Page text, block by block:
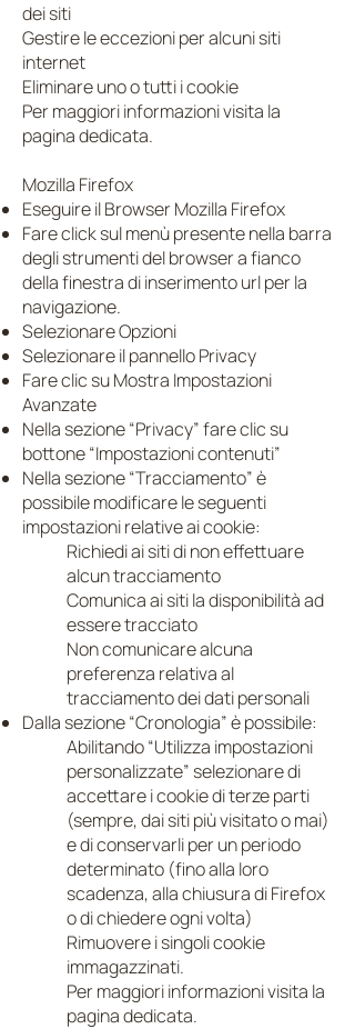
dei siti
Gestire le eccezioni per alcuni siti
internet
Eliminare uno o tutti i cookie
Per maggiori informazioni visita la
pagina dedicata.
Mozilla Firefox
Eseguire il Browser Mozilla Firefox
Fare click sul menù presente nella barra
degli strumenti del browser a fianco
della finestra di inserimento url per la
navigazione.
Selezionare Opzioni
Selezionare il pannello Privacy
Fare clic su Mostra Impostazioni
Avanzate
Nella sezione “Privacy” fare clic su
bottone “Impostazioni contenuti”
Nella sezione “Tracciamento” è
possibile modificare le seguenti
impostazioni relative ai cookie:
Richiedi ai siti di non effettuare
alcun tracciamento
Comunica ai siti la disponibilità ad
essere tracciato
Non comunicare alcuna
preferenza relativa al
tracciamento dei dati personali
Dalla sezione “Cronologia” è possibile:
Abilitando “Utilizza impostazioni
personalizzate” selezionare di
accettare i cookie di terze parti
(sempre, dai siti più visitato o mai)
e di conservarli per un periodo
determinato (fino alla loro
scadenza, alla chiusura di Firefox
o di chiedere ogni volta)
Rimuovere i singoli cookie
immagazzinati.
Per maggiori informazioni visita la
pagina dedicata.